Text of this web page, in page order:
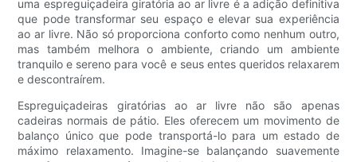
uma espreguiçadeira giratória ao ar livre é a adição definitiva
que pode transformar seu espaço e elevar sua experiência
ao ar livre. Não só proporciona conforto como nenhum outro,
mas também melhora o ambiente, criando um ambiente
tranquilo e sereno para você e seus entes queridos relaxarem
e descontraírem.
Espreguiçadeiras giratórias ao ar livre não são apenas
cadeiras normais de pátio. Eles oferecem um movimento de
balanço único que pode transportá-lo para um estado de
máximo relaxamento. Imagine-se balançando suavemente